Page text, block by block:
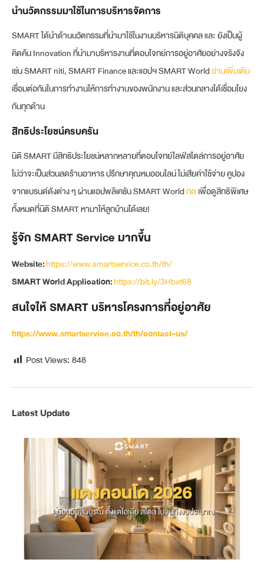
นำนวัตกรรมมาใช้ในการบริหารจัดการ
SMART ได้นำด้านนวัตกรรมที่นำมาใช้ในงานบริหารนิติบุคคล และ ยังเป็นผู้
คิดค้น Innovation ที่นำมาบริหารงานที่ตอบโจทย์การอยู่อาศัยอย่างจริงจัง
เช่น SMART niti, SMART Finance และแอปฯ SMART Worldอ่านเพิ่มเติม
เชื่อมต่อกันในการทำงานให้การทำงานของพนักงาน และส่วนกลางได้เชื่อมโยง
กันทุกด้าน
สิทธิประโยชน์ครบครัน
นิติ SMART มีสิทธิประโยชน์หลากหลายที่ตอบโจทย์ไลฟ์สไตล์การอยู่อาศัย
ไม่ว่าจะเป็นส่วนลดร้านอาหาร ปรึกษาคุณหมออนไลน์ ไม่เสียค่าใช้จ่าย คูปอง
จากแบรนด์ดังต่าง ๆ ผ่านแอปพลิเคชัน SMART Worldกด เพื่อดูสิทธิพิเศษ
ทั้งหมดที่นิติ SMART หามาให้ลูกบ้านได้เลย!
รู้จัก SMART Service มากขึ้น
Website:https://www.smartservice.co.th/th/
SMART World Application:https://bit.ly/3Hbxt68
สนใจให้ SMART บริหารโครงการที่อยู่อาศัย
https://www.smartservice.co.th/th/contact-us/
Post Views: 848
Latest Update